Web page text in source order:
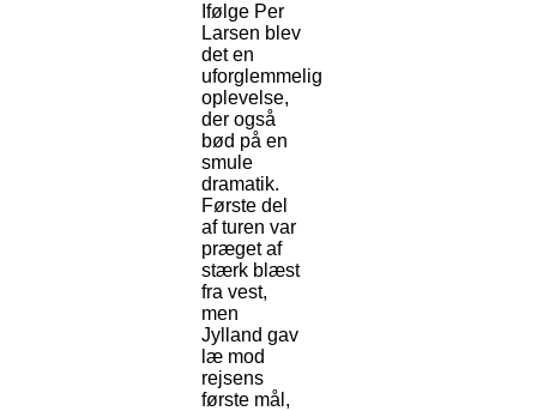
Ifølge Per
Larsen blev
det en
uforglemmelig
oplevelse,
der også
bød på en
smule
dramatik.
Første del
af turen var
præget af
stærk blæst
fra vest,
men
Jylland gav
læ mod
rejsens
første mål,